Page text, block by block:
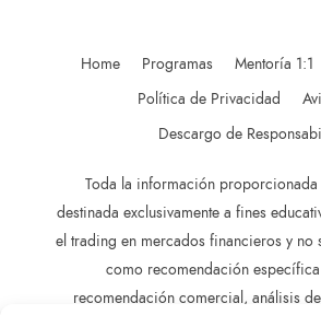
Home Programas Mentoría 1:1
Política de Privacidad
Descargo de
Toda la información proporcionada
destinada exclusivamente a fines
el trading en mercados financieros y no
como recomendación
recomendación comercial, análisis